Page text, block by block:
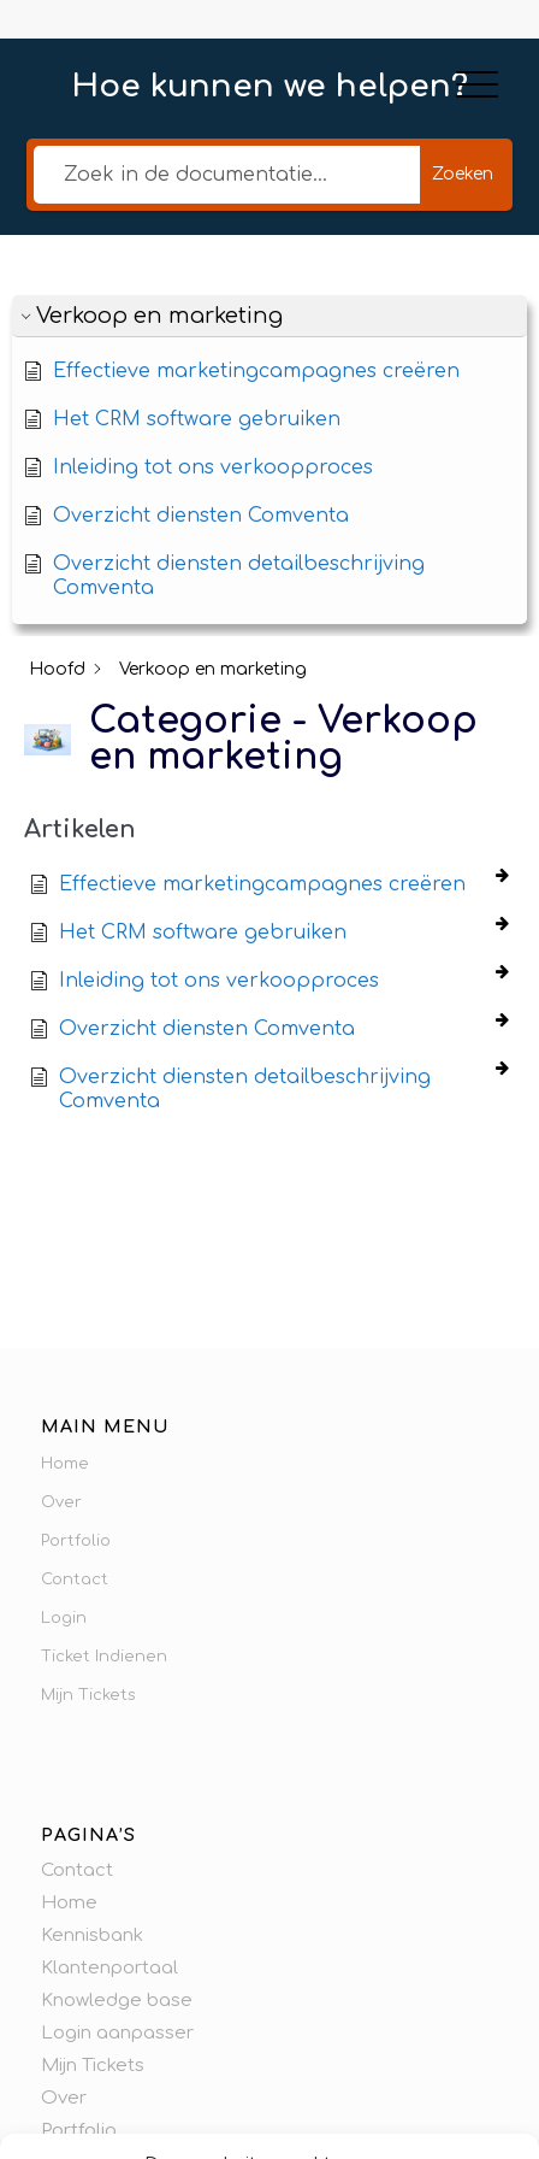
Hoe kunnen we helpen?
Zoeken
Verkoop en marketing
Effectieve marketingcampagnes creëren
Het CRM software gebruiken
Inleiding tot ons verkoopproces
Overzicht diensten Comventa
Overzicht diensten detailbeschrijving
Comventa
Hoofd Verkoop en marketing
Categorie - Verkoop
en marketing
Artikelen
Effectieve marketingcampagnes creëren
Het CRM software gebruiken
Inleiding tot ons verkoopproces
Overzicht diensten Comventa
Overzicht diensten detailbeschrijving
Comventa
MAIN MENU
Home
Over
Portfolio
Contact
Login
Ticket Indienen
Mijn Tickets
PAGINA’S
Contact
Home
Kennisbank
Klantenportaal
Knowledge base
Login aanpasser
Mijn Tickets
Over
Portfolio